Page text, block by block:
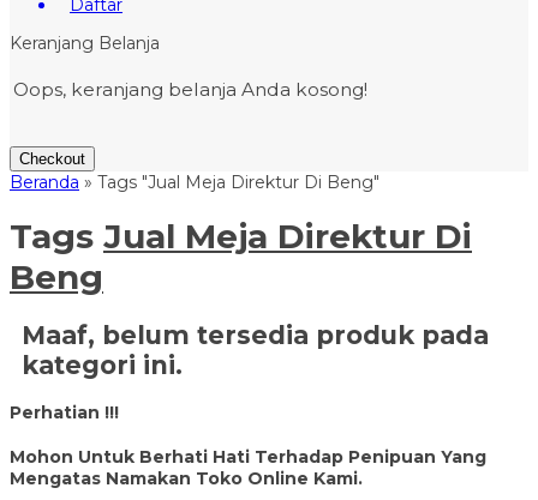
Daftar
Keranjang Belanja
Oops, keranjang belanja Anda kosong!
Checkout
Beranda » Tags "Jual Meja Direktur Di Beng"
Tags Jual Meja Direktur Di
Beng
Maaf, belum tersedia produk pada
kategori ini.
Perhatian !!!
Mohon Untuk Berhati Hati Terhadap Penipuan Yang
Mengatas Namakan Toko Online Kami.